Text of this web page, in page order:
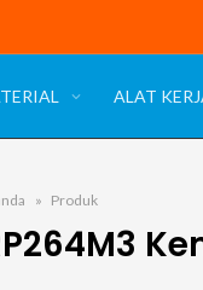
ALAT
Produk